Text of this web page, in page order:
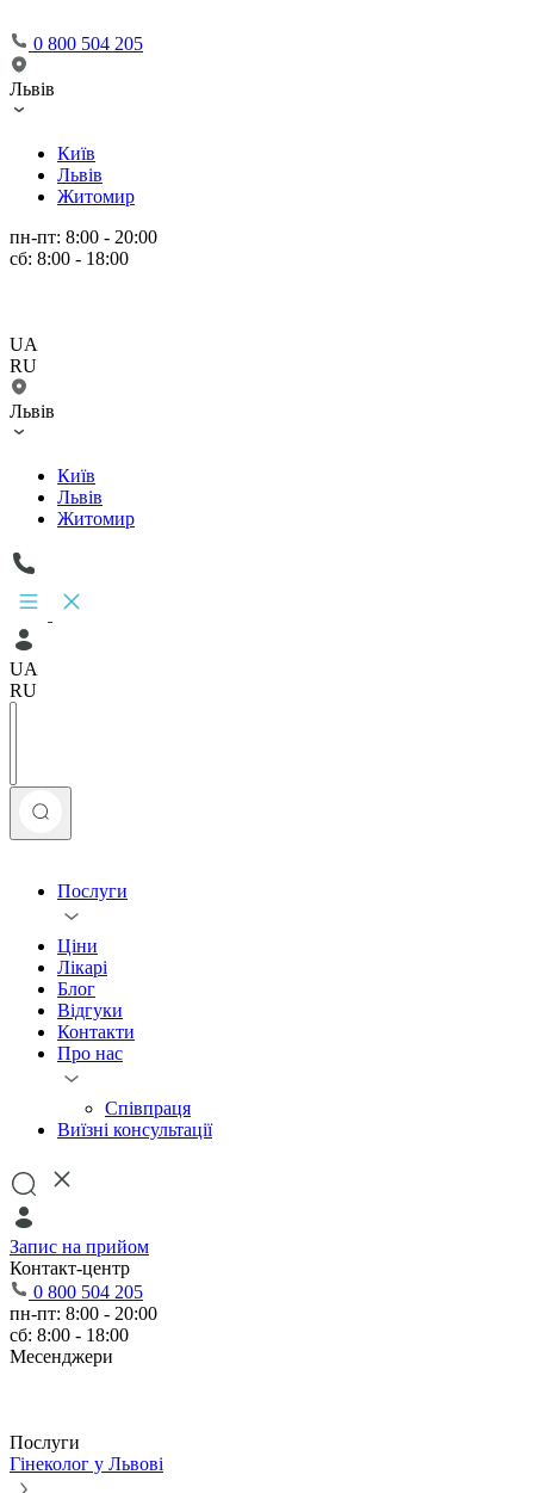
0 800 504 205
Львів
Київ
Львів
Житомир
пн-пт: 8:00 - 20:00
сб: 8:00 - 18:00
UA
RU
Львів
Київ
Львів
Житомир
UA
RU
Послуги
Ціни
Лікарі
Блог
Відгуки
Контакти
Про нас
Співпраця
Виїзні консультації
Запис на прийом
Контакт-центр
0 800 504 205
пн-пт: 8:00 - 20:00
сб: 8:00 - 18:00
Месенджери
Послуги
Гінеколог у Львові